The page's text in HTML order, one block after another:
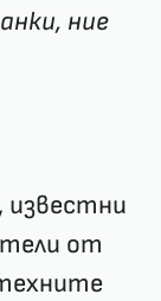
ние
известни
от